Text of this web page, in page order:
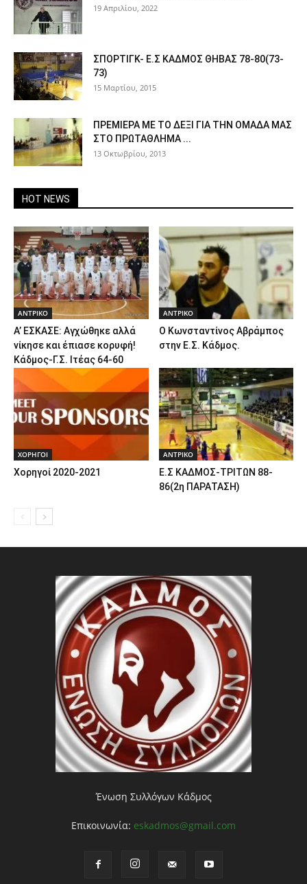
19 Απριλίου, 2022
ΣΠΟΡΤΙΓΚ- Ε.Σ ΚΑΔΜΟΣ ΘΗΒΑΣ 78-80(73-
73)
15 Μαρτίου, 2015
ΠΡΕΜΙΕΡΑ ΜΕ ΤΟ ΔΕΞΙ ΓΙΑ ΤΗΝ ΟΜΑΔΑ ΜΑΣ
ΣΤΟ ΠΡΩΤΑΘΛΗΜΑ ...
13 Οκτωβρίου, 2013
HOT NEWS
ΑΝTΡΙΚΟ
Α’ ΕΣΚΑΣΕ: Αγχώθηκε αλλά
νίκησε και έπιασε κορυφή!
Κάδμος-Γ.Σ. Ιτέας 64-60
ΑΝTΡΙΚΟ
Ο Κωνσταντίνος Αβράμπος
στην Ε.Σ. Κάδμος.
ΧΟΡΗΓΟΙ
Χορηγοί 2020-2021
ΑΝTΡΙΚΟ
Ε.Σ ΚΑΔΜΟΣ-ΤΡΙΤΩΝ 88-
86(2η ΠΑΡΑΤΑΣΗ)
Ένωση Συλλόγων Κάδμος
Επικοινωνία: eskadmos@gmail.com